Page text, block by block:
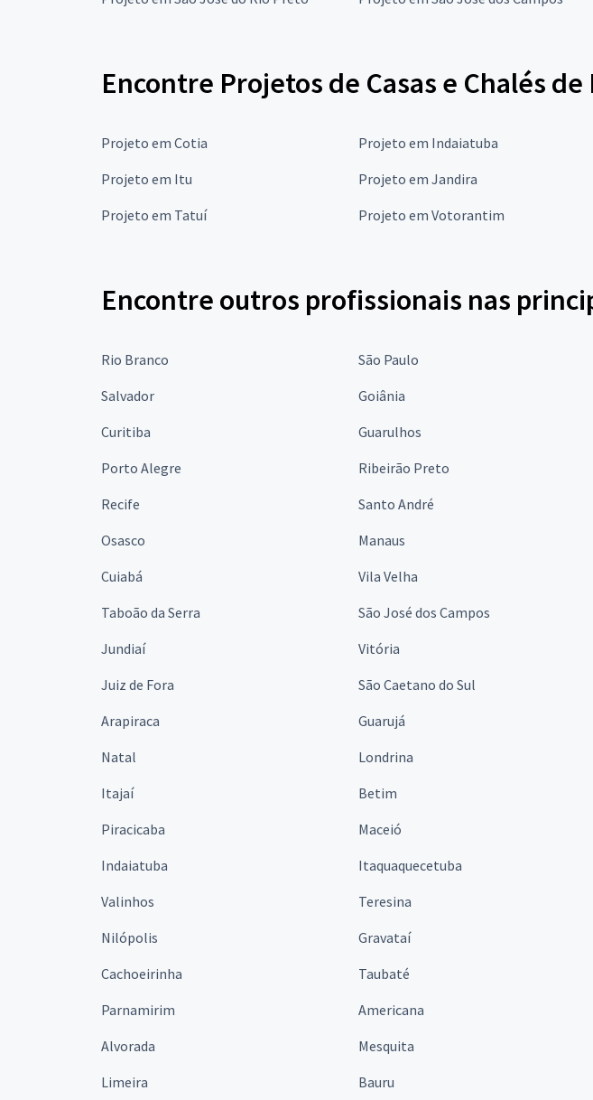
Encontre Projetos de Casas e Chalés
Projeto em Cotia Projeto em Indaiatuba
Projeto em Itu
Projeto em Jandira
Projeto em Tatuí
Projeto em Votorantim
Encontre outros profissionais nas
Rio Branco São Paulo
Salvador
Goiânia
Curitiba
Guarulhos
Porto Alegre
Ribeirão Preto
Recife
Santo André
Osasco
Manaus
Cuiabá
Vila Velha
Taboão da Serra
São José dos Campos
Jundiaí
Vitória
Juiz de Fora
São Caetano do Sul
Arapiraca
Guarujá
Natal
Londrina
Itajaí
Betim
Piracicaba
Maceió
Indaiatuba
Itaquaquecetuba
Valinhos
Teresina
Nilópolis
Gravataí
Cachoeirinha
Taubaté
Parnamirim
Americana
Alvorada
Mesquita
Limeira
Bauru